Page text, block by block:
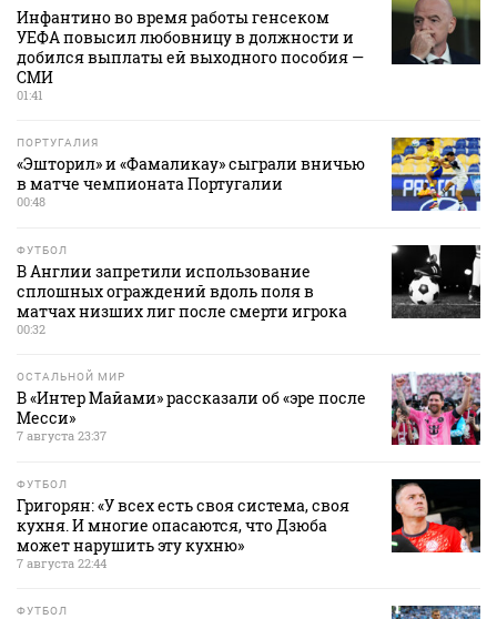
Инфантино во время работы генсеком
УЕФА повысил любовницу в должности и
добился выплаты ей выходного пособия —
СМИ
01:41
ПОРТУГАЛИЯ
«Эшторил» и «Фамаликау» сыграли вничью
в матче чемпионата Португалии
00:48
ФУТБОЛ
В Англии запретили использование
сплошных ограждений вдоль поля в
матчах низших лиг после смерти игрока
00:32
ОСТАЛЬНОЙ МИР
В «Интер Майами» рассказали об «эре после
Месси»
7 августа 23:37
ФУТБОЛ
Григорян: «У всех есть своя система, своя
кухня. И многие опасаются, что Дзюба
может нарушить эту кухню»
7 августа 22:44
ФУТБОЛ